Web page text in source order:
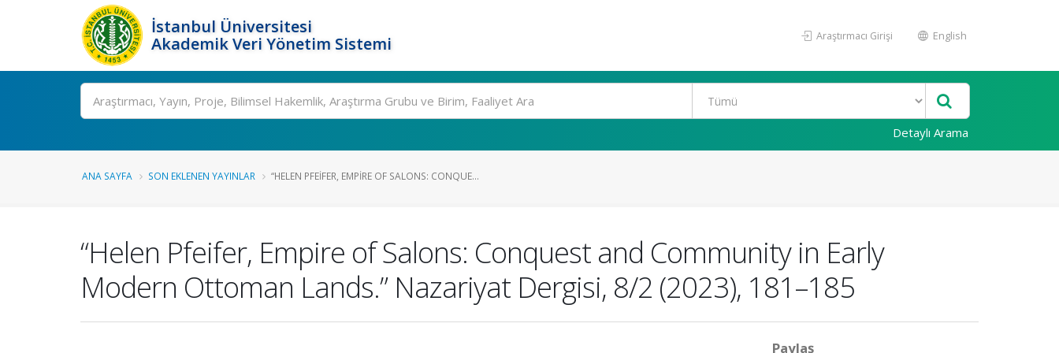
İstanbul Üniversitesi
Akademik Veri Yönetim Sistemi
Araştırmacı Girişi English
Ara
Detaylı Arama
ANA SAYFA SON EKLENEN YAYINLAR “HELEN PFEIFER, EMPIRE OF SALONS: CONQUE...
“Helen Pfeifer, Empire of Salons: Conquest and Community in Early
Modern Ottoman Lands.” Nazariyat Dergisi, 8/2 (2023), 181–185
Paylaş